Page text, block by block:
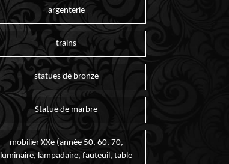
argenterie
trains
statues de bronze
Statue de marbre
mobilier XXe (année 50, 60, 70,
luminaire, lampadaire, fauteuil, table